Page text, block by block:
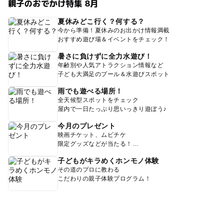
親子のおでかけ特集 8月
夏休みどこ行く？何する？
今から準備！夏休みのお出かけ情報満載
おすすめ遊び場＆イベントをチェック！
暑さに負けずに全力水遊び！
年齢別や人気アトラクション情報など
子ども大満足のプール＆水遊びスポット
雨でも遊べる場所！
全天候型スポットをチェック
屋内で一日たっぷり思いっきり遊ぼう♪
今月のプレゼント
映画チケット、ムビチケ
限定グッズなどが当たる！
子どもがキラめくホンモノ体験
その道のプロに教わる
こだわりの親子体験プログラム！